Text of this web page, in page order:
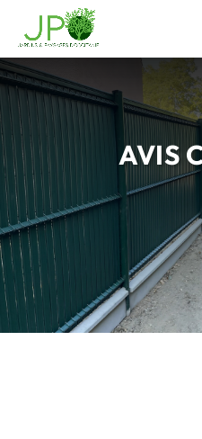
AVIS